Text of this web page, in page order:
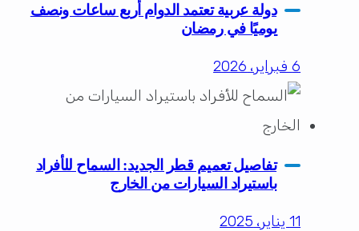
دولة عربية تعتمد الدوام أربع ساعات ونصف
يوميًا في رمضان
6 فبراير، 2026
تفاصيل تعميم قطر الجديد: السماح للأفراد
باستيراد السيارات من الخارج
11 يناير، 2025